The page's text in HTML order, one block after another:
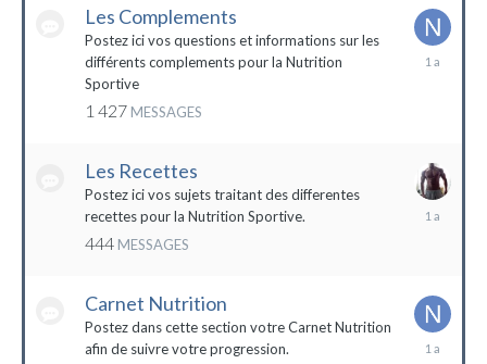
Les Complements
Postez ici vos questions et informations sur les
différents complements pour la Nutrition
Sportive
1 427 MESSAGES
Les Recettes
Postez ici vos sujets traitant des differentes
recettes pour la Nutrition Sportive.
444 MESSAGES
Carnet Nutrition
Postez dans cette section votre Carnet Nutrition
afin de suivre votre progression.
13